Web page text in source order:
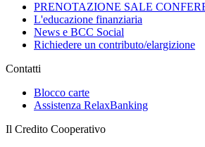
PRENOTAZIONE SALE
L'educazione finanziaria
News e BCC Social
Richiedere un contributo/elargizione
Contatti
Blocco carte
Assistenza RelaxBanking
Il Credito Cooperativo